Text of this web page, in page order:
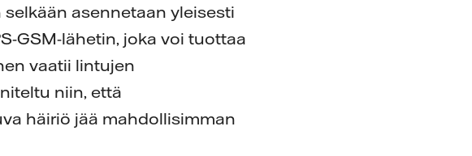
asennetaan yleisesti
GSM-lähetin, joka voi tuottaa
vaatii lintujen
niin, että
häiriö jää mahdollisimman